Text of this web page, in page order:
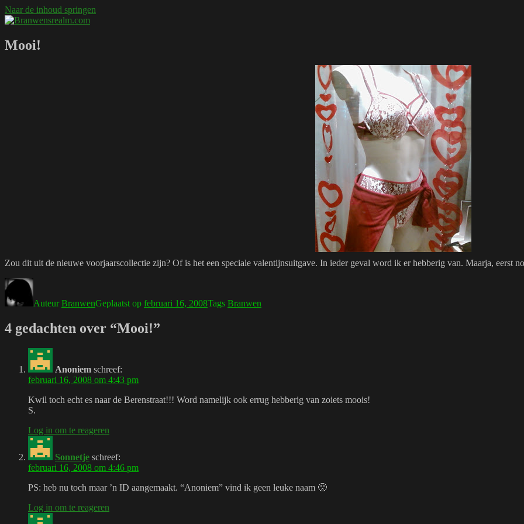
Naar de inhoud springen
Mooi!
Zou dit uit de nieuwe voorjaarscollectie zijn? Of is het een speciale valentijnsuitgave. In ieder geval word ik er hebberig van. Maarja, eerst
AuteurBranwenGeplaatst op februari 16, 2008Tags Branwen
4 gedachten over “Mooi!”
Anoniem schreef:
februari 16, 2008 om 4:43 pm
Kwil toch echt es naar de Berenstraat!!! Word namelijk ook errug hebberig van zoiets moois!
S.
Log in om te reageren
Sonnetje schreef:
februari 16, 2008 om 4:46 pm
PS: heb nu toch maar ’n ID aangemaakt. “Anoniem” vind ik geen leuke naam 🙁
Log in om te reageren